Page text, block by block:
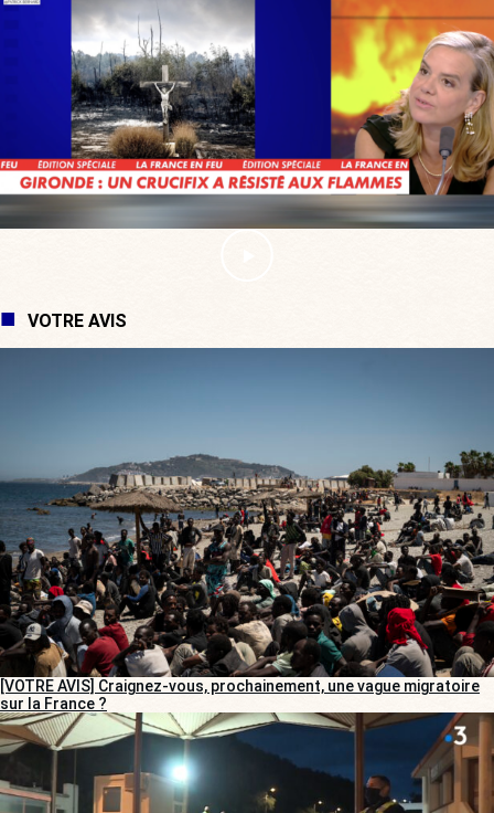
VOTRE AVIS
[VOTRE AVIS] Craignez-vous, prochainement, une vague migratoire
sur la France ?